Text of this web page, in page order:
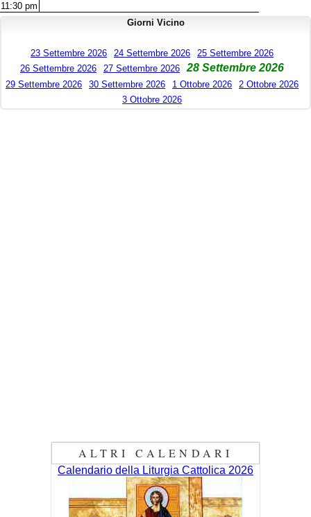
11:30 pm
Giorni Vicino
23 Settembre 2026 24 Settembre 2026
25 Settembre 2026
26 Settembre 2026
27 Settembre 2026 28 Settembre 2026
29 Settembre 2026 30 Settembre 2026 1 Ottobre 2026
2 Ottobre 2026
3 Ottobre 2026
ALTRI CALENDARI
Calendario della Liturgia Cattolica 2026